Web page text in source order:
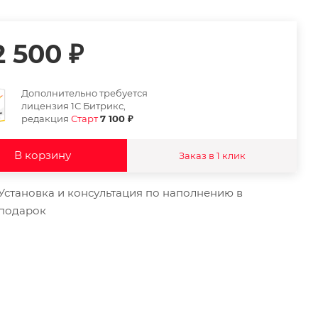
500 ₽
Дополнительно требуется
лицензия 1С Битрикс,
редакцияСтарт7 100 ₽
В корзину Заказ в 1 клик
и консультация по наполнению в